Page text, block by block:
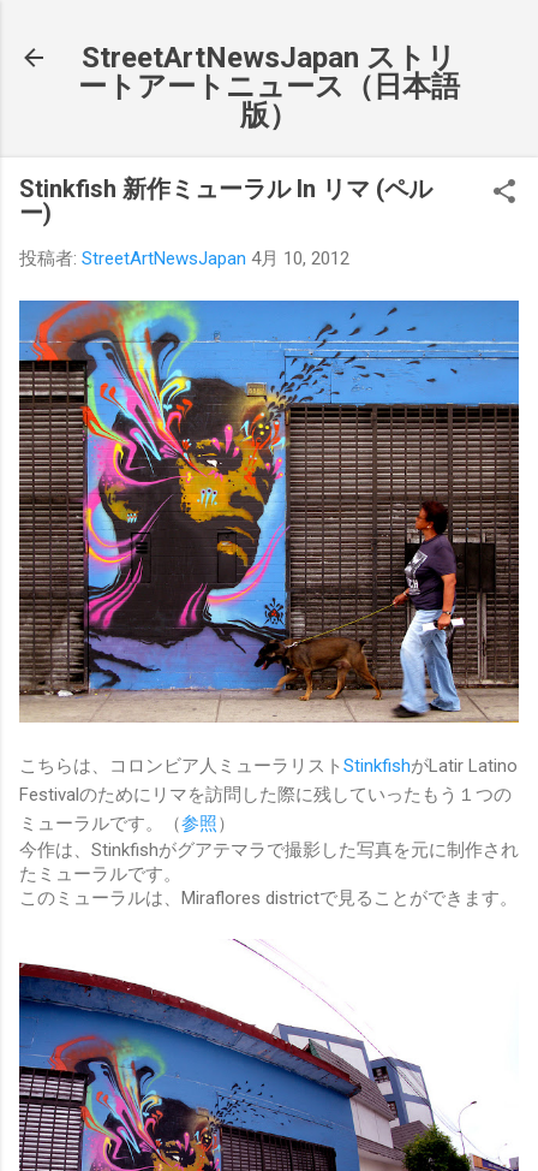
StreetArtNewsJapan ストリ
ートアートニュース（日本語
版）
Stinkfish 新作ミューラル In リマ (ペル
ー)
投稿者: StreetArtNewsJapan 4月 10, 2012
こちらは、コロンビア人ミューラリスト StinkfishがLatir Latino
Festivalのためにリマを訪問した際に残していったもう１つの
ミューラルです。（参照）
今作は、Stinkfishがグアテマラで撮影した写真を元に制作され
たミューラルです。
このミューラルは、Miraflores districtで見ることができます。